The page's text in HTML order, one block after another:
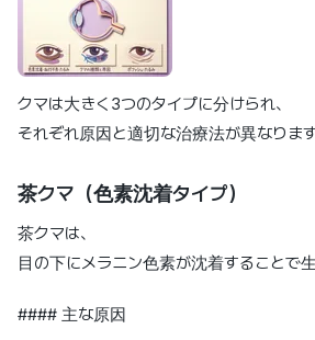
クマは大きく3つのタイプに分けられ、
それぞれ原因と適切な治療法が異なります
茶クマ（色素沈着タイプ）
茶クマは、
目の下にメラニン色素が沈着することで
#### 主な原因